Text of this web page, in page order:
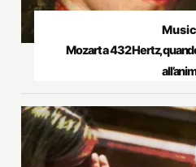
Mozart a 432 Hertz,